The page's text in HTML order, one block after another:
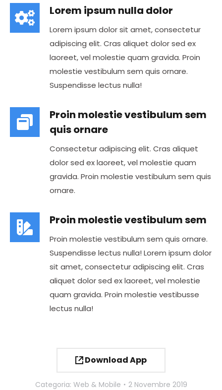
Lorem ipsum nulla dolor
Lorem ipsum dolor sit amet, consectetur
adipiscing elit. Cras aliquet dolor sed ex
laoreet, vel molestie quam gravida. Proin
molestie vestibulum sem quis ornare.
Suspendisse lectus nulla!
Proin molestie vestibulum sem
quis ornare
Consectetur adipiscing elit. Cras aliquet
dolor sed ex laoreet, vel molestie quam
gravida. Proin molestie vestibulum sem quis
ornare.
Proin molestie vestibulum sem
Proin molestie vestibulum sem quis ornare.
Suspendisse lectus nulla! Lorem ipsum dolor
sit amet, consectetur adipiscing elit. Cras
aliquet dolor sed ex laoreet, vel molestie
quam gravida. Proin molestie vestibusse
lectus nulla!
Download App
Categoria: Web & Mobile 2 Novembre 2019